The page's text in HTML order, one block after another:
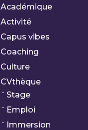
Académique
Activité
Capus vibes
Coaching
Culture
CVthèque
Stage
Emploi
Immersion